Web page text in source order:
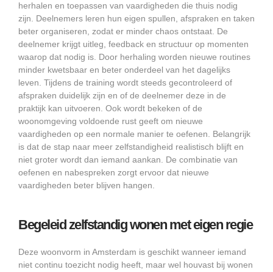
herhalen en toepassen van vaardigheden die thuis nodig
zijn. Deelnemers leren hun eigen spullen, afspraken en taken
beter organiseren, zodat er minder chaos ontstaat. De
deelnemer krijgt uitleg, feedback en structuur op momenten
waarop dat nodig is. Door herhaling worden nieuwe routines
minder kwetsbaar en beter onderdeel van het dagelijks
leven. Tijdens de training wordt steeds gecontroleerd of
afspraken duidelijk zijn en of de deelnemer deze in de
praktijk kan uitvoeren. Ook wordt bekeken of de
woonomgeving voldoende rust geeft om nieuwe
vaardigheden op een normale manier te oefenen. Belangrijk
is dat de stap naar meer zelfstandigheid realistisch blijft en
niet groter wordt dan iemand aankan. De combinatie van
oefenen en nabespreken zorgt ervoor dat nieuwe
vaardigheden beter blijven hangen.
Begeleid zelfstandig wonen met eigen regie
Deze woonvorm in Amsterdam is geschikt wanneer iemand
niet continu toezicht nodig heeft, maar wel houvast bij wonen